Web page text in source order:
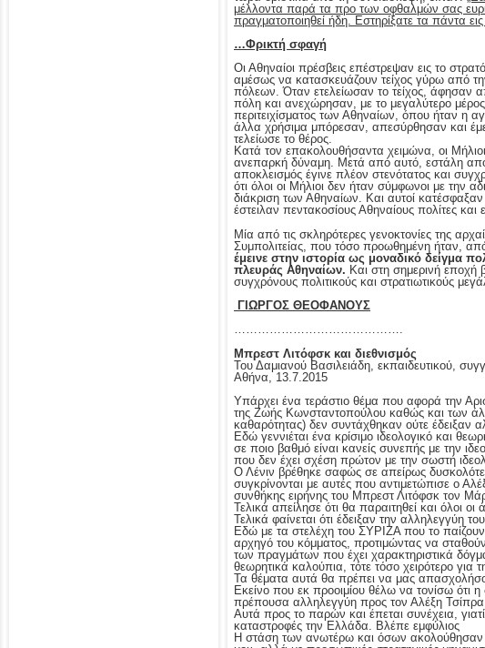
μέλλοντα παρά τα προ των οφθαλμών σας
πραγματοποιηθεί ήδη. Εστηρίξατε τα πάντα
…Φρικτή σφαγή
Οι Αθηναίοι πρέσβεις επέστρεψαν εις το
αμέσως να κατασκευάζουν τείχος γύρω από
πόλεων. Όταν ετελείωσαν το τείχος, άφησαν
πόλη και ανεχώρησαν, με το μεγαλύτερο
περιτειχίσματος των Αθηναίων, όπου ήταν η
άλλα χρήσιμα μπόρεσαν, απεσύρθησαν και
τελείωσε το θέρος.
Κατά τον επακολουθήσαντα χειμώνα, οι
ανεπαρκή δύναμη. Μετά από αυτό, εστάλη
αποκλεισμός έγινε πλέον στενότατος και
ότι όλοι οι Μήλιοι δεν ήταν σύμφωνοι με
διάκριση των Αθηναίων. Και αυτοί
έστειλαν πεντακοσίους Αθηναίους πολίτες
Μία από τις σκληρότερες γενοκτονίες της
Συμπολιτείας, που τόσο προωθημένη ήταν,
έμεινε στην ιστορία ως μοναδικό δείγμα
πλευράς Αθηναίων. Και στη σημερινή εποχή
συγχρόνους πολιτικούς και στρατιωτικούς
ΓΙΩΡΓΟΣ ΘΕΟΦΑΝΟΥΣ
…………………………………….
Μπρεστ Λιτόφσκ και διεθνισμός
Του Δαμιανού Βασιλειάδη, εκπαιδευτικού,
Αθήνα, 13.7.2015
Υπάρχει ένα τεράστιο θέμα που αφορά την
της Ζωής Κωνσταντοπούλου καθώς και των
καθαρότητας) δεν συντάχθηκαν ούτε έδειξαν
Εδώ γεννιέται ένα κρίσιμο ιδεολογικό και
σε ποιο βαθμό είναι κανείς συνεπής με την
που δεν έχει σχέση πρώτον με την σωστή
Ο Λένιν βρέθηκε σαφώς σε απείρως
συγκρίνονται με αυτές που αντιμετώπισε ο
συνθήκης ειρήνης του Μπρεστ Λιτόφσκ τον
Τελικά απείλησε ότι θα παραιτηθεί και όλοι
Τελικά φαίνεται ότι έδειξαν την
Εδώ με τα στελέχη του ΣΥΡΙΖΑ που το παίζουν
αρχηγό του κόμματος, προτιμώντας να
των πραγμάτων που έχει χαρακτηριστικά
θεωρητικά καλούπια, τότε τόσο χειρότερο για
Τα θέματα αυτά θα πρέπει να μας
Εκείνο που εκ προοιμίου θέλω να τονίσω ότι η
πρέπουσα αλληλεγγύη προς τον Αλέξη
Αυτά προς το παρών και έπεται συνέχεια,
καταστροφές την Ελλάδα. Βλέπε εμφύλιος
Η στάση των ανωτέρω και όσων ακολούθησαν